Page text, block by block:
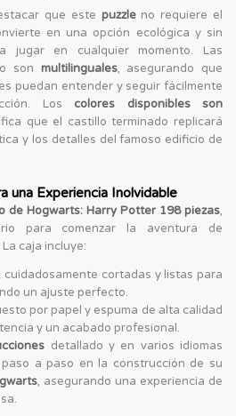
que este puzzleno requiere el
en una opción ecológica y sin
jugar en cualquier momento. Las
son multilinguales, asegurando que
puedan entender y seguir fácilmente
Los colores disponibles son
que el castillo terminado replicará
y los detalles del famoso edificio de
una Experiencia Inolvidable
de Hogwarts: Harry Potter 198 piezas,
para comenzar la aventura de
caja incluye:
cuidadosamente cortadas y listas para
un ajuste perfecto.
por papel y espuma de alta calidad
y un acabado profesional.
detallado y en varios idiomas
a paso en la construcción de su
, asegurando una experiencia de